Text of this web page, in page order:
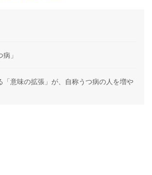
」
「意味の拡張」が、自称うつ病の人を増や